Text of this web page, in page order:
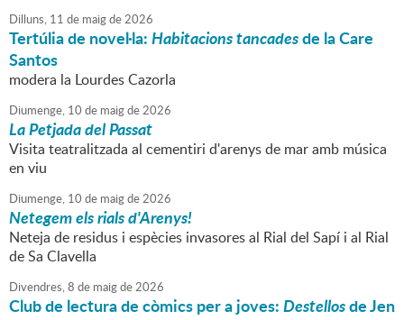
Dilluns, 11 de maigde2026
Tertúlia de novel·la:Habitacions tancadesde la Care
Santos
modera la Lourdes Cazorla
Diumenge, 10 de maigde2026
La Petjada del Passat
Visita teatralitzada al cementiri d'arenys de mar amb música
en viu
Diumenge, 10 de maigde2026
Netegem els rials d'Arenys!
Neteja de residus i espècies invasores al Rial del Sapí i al Rial
de Sa Clavella
Divendres,8 de maigde2026
Club de lectura de còmics per a joves:Destellosde Jen